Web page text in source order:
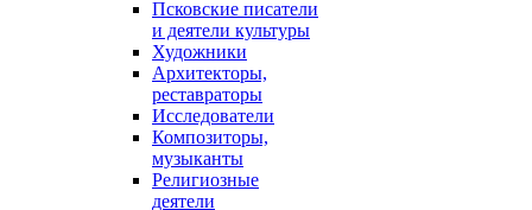
Псковские писатели
и деятели культуры
Художники
Архитекторы,
реставраторы
Исследователи
Композиторы,
музыканты
Религиозные
деятели